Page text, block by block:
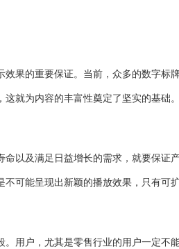
果的重要保证。当前，众多的数字标
就为内容的丰富性奠定了坚实的基础
以及满足日益增长的需求，就要保证
可能呈现出新颖的播放效果，只有可
用户，尤其是零售行业的用户一定不